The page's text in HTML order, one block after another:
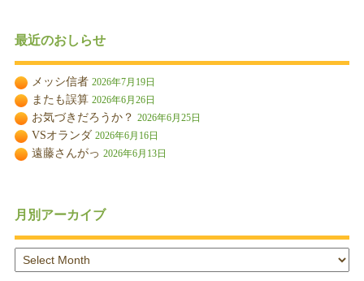
最近のおしらせ
メッシ信者 2026年7月19日
またも誤算 2026年6月26日
お気づきだろうか？ 2026年6月25日
VSオランダ 2026年6月16日
遠藤さんがっ 2026年6月13日
月別アーカイブ